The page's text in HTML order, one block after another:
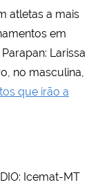
atletas a mais
em
Larissa
no masculina,
que irão a
Icemat-MT